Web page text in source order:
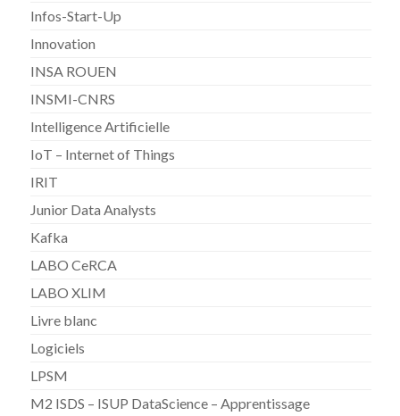
Infos-Start-Up
Innovation
INSA ROUEN
INSMI-CNRS
Intelligence Artificielle
IoT – Internet of Things
IRIT
Junior Data Analysts
Kafka
LABO CeRCA
LABO XLIM
Livre blanc
Logiciels
LPSM
M2 ISDS – ISUP DataScience – Apprentissage